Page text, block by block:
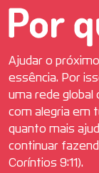
Ajudar o
essência. Por
uma rede global
com alegria em
quanto mais
continuar
Coríntios 9:11).